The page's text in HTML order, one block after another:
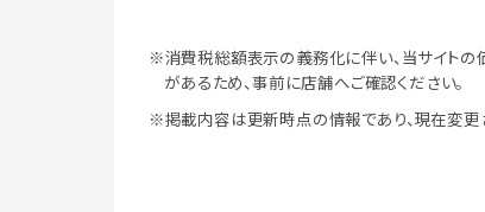
※消費税総額表示の義務化に伴い、当サイト
があるため、事前に店舗へご確認ください。
※掲載内容は更新時点の情報であり、現在変更